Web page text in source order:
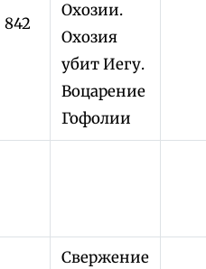
842
Охозии.
Охозия
убит Иегу.
Воцарение
Гофолии
Свержение